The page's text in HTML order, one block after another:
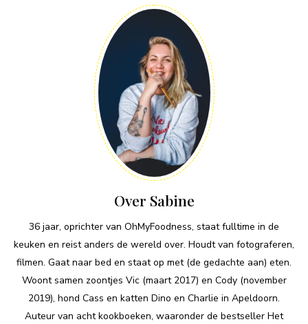
Over Sabine
36 jaar, oprichter van OhMyFoodness, staat fulltime in de
keuken en reist anders de wereld over. Houdt van fotograferen,
filmen. Gaat naar bed en staat op met (de gedachte aan) eten.
Woont samen zoontjes Vic (maart 2017) en Cody (november
2019), hond Cass en katten Dino en Charlie in Apeldoorn.
Auteur van acht kookboeken, waaronder de bestseller Het